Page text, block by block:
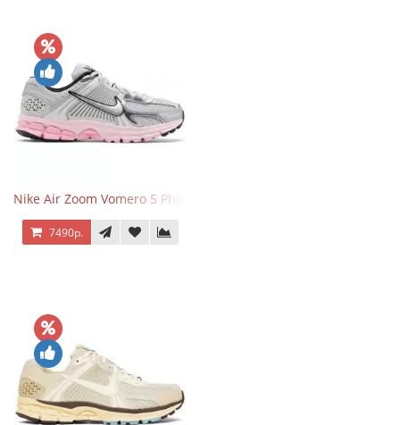
Nike Air Zoom Vomero 5 Photon Dust Pink Foam
7490р.